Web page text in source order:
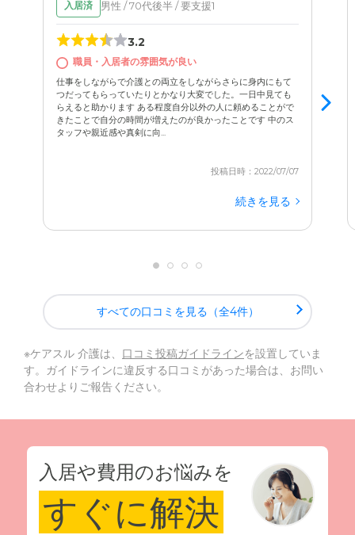
入居済 男性 / 70代後半 / 要支援1
3.2
職員・入居者の雰囲気が良い
仕事をしながらで介護との両立をしながらさらに身内にもて
つだってもらっていたりとかなり大変でした。一日中見ても
らえると助かります ある程度自分以外の人に頼めることがで
きたことで自分の時間が増えたのが良かったことです 中のス
タッフや親近感や真剣に向...
投稿日時：2022/07/07
続きを見る
すべての口コミを見る（全4件）
※ケアスル 介護は、 口コミ投稿ガイドラインを設置していま
す。ガイドラインに違反する口コミがあった場合は、お問い
合わせよりご報告ください。
入居や費用のお悩みを
すぐに解決